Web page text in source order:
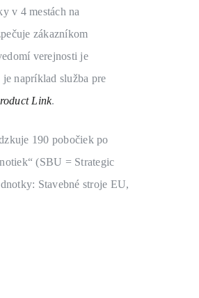
v 4 mestách na
zákazníkom
verejnosti je
napríklad služba pre
Link.
190 pobočiek po
(SBU = Strategic
Stavebné stroje EU,